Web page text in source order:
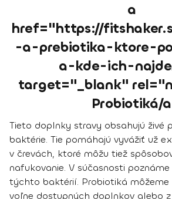
a
href="https://
-a-prebiotika-ktore-
a-kde-ich-
target="_blank"
Probiotiká/a
Tieto doplnky stravy obsahujú živé
baktérie. Tie pomáhajú vyvážiť už
v črevách, ktoré môžu tiež
nafukovanie. V súčasnosti
týchto baktérií. Probiotiká
voľne dostupných doplnkov alebo z